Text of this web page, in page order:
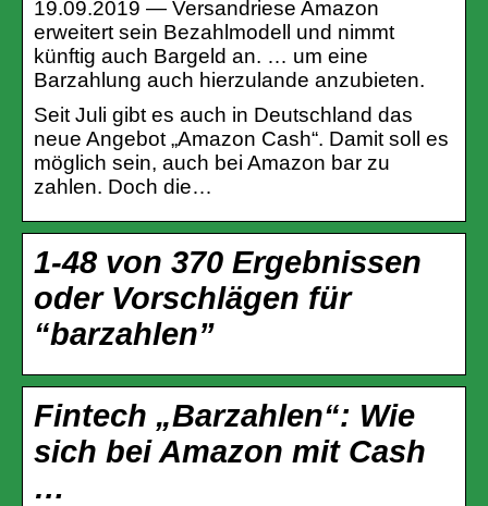
19.09.2019 — Versandriese Amazon
erweitert sein Bezahlmodell und nimmt
künftig auch Bargeld an. … um eine
Barzahlung auch hierzulande anzubieten.
Seit Juli gibt es auch in Deutschland das
neue Angebot „Amazon Cash“. Damit soll es
möglich sein, auch bei Amazon bar zu
zahlen. Doch die…
1-48 von 370 Ergebnissen
oder Vorschlägen für
“barzahlen”
Fintech „Barzahlen“: Wie
sich bei Amazon mit Cash
…